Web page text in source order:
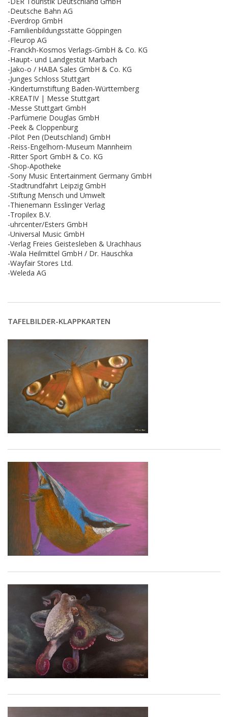
-Deutsche Bahn AG
-Everdrop GmbH
-Familienbildungsstätte Göppingen
-Fleurop AG
-Franckh-Kosmos Verlags-GmbH & Co. KG
-Haupt- und Landgestüt Marbach
-Jako-o / HABA Sales GmbH & Co. KG
-Junges Schloss Stuttgart
-Kinderturnstiftung Baden-Württemberg
-KREATIV | Messe Stuttgart
-Messe Stuttgart GmbH
-Parfümerie Douglas GmbH
-Peek & Cloppenburg
-Pilot Pen (Deutschland) GmbH
-Reiss-Engelhorn-Museum Mannheim
-Ritter Sport GmbH & Co. KG
-Shop-Apotheke
-Sony Music Entertainment Germany GmbH
-Stadtrundfahrt Leipzig GmbH
-Stiftung Mensch und Umwelt
-Thienemann Esslinger Verlag
-Tropilex B.V.
-uhrcenter/Esters GmbH
-Universal Music GmbH
-Verlag Freies Geistesleben & Urachhaus
-Wala Heilmittel GmbH / Dr. Hauschka
-Wayfair Stores Ltd.
-Weleda AG
TAFELBILDER-KLAPPKARTEN